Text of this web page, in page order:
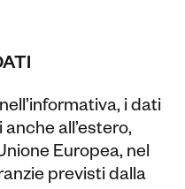
i dati
all’estero,
Europea, nel
previsti dalla